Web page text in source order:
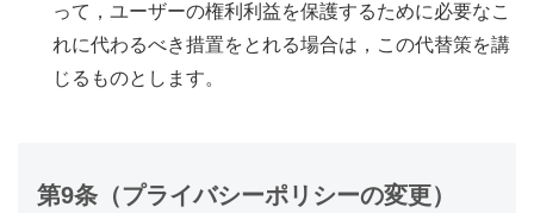
って，ユーザーの権利利益を保護するために必要なこ
れに代わるべき措置をとれる場合は，この代替策を講
じるものとします。
第9条（プライバシーポリシーの変更）